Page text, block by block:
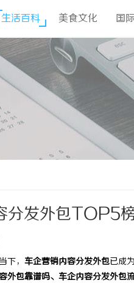
生活百科 美食文化 国
发外包TOP5
下， 车企营销内容分发外包已成
外包靠谱吗、车企内容分发外包